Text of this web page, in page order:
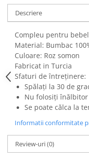
Descriere
Compleu pentru
Material: Bumbac
Culoare: Roz somon
Fabricat in Turcia
Sfaturi de întreținere:
Spălați la 30 de
Nu folosiți înălbitor
Se poate călca la
Informatii conformitate
Review-uri(0)